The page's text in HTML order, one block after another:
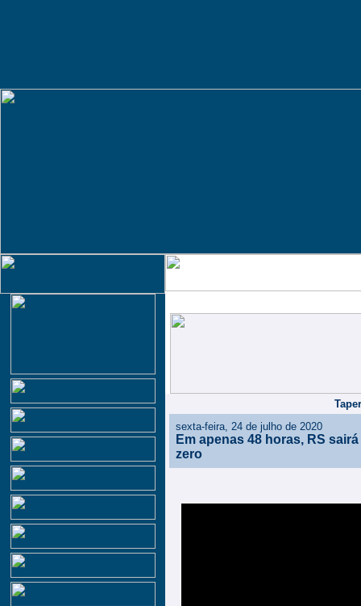
sexta-feira, 24 de julho de 2020
Em apenas 48 horas, RS
zero